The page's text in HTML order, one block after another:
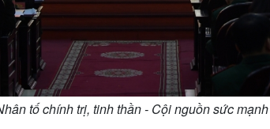
tố chính trị, tinh thần - Cội nguồn sức